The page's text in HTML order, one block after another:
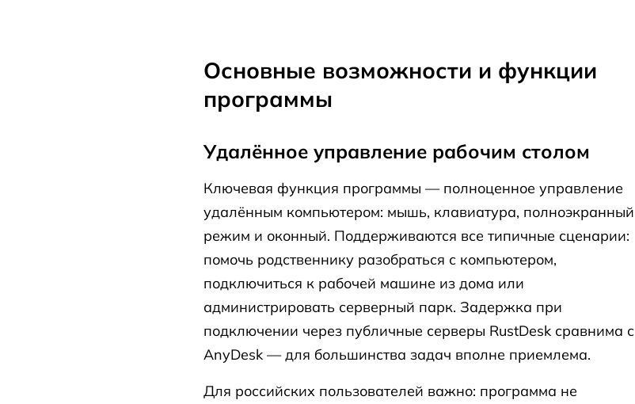
Основные возможности и функции
программы
Удалённое управление рабочим столом
Ключевая функция программы — полноценное управление
удалённым компьютером: мышь, клавиатура, полноэкранный
режим и оконный. Поддерживаются все типичные сценарии:
помочь родственнику разобраться с компьютером,
подключиться к рабочей машине из дома или
администрировать серверный парк. Задержка при
подключении через публичные серверы RustDesk сравнима с
AnyDesk — для большинства задач вполне приемлема.
Для российских пользователей важно: программа не